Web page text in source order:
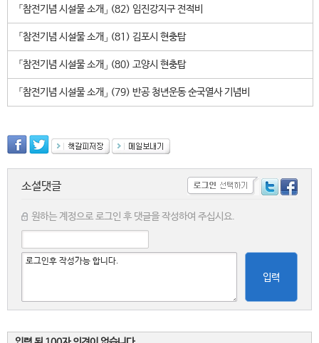
「참전기념 시설물 소개」 (82) 임진강지구 전적비
「참전기념 시설물 소개」 (81) 김포시 현충탑
「참전기념 시설물 소개」 (80) 고양시 현충탑
「참전기념 시설물 소개」 (79) 반공 청년운동 순국열사 기념비
소셜댓글
원하는 계정으로 로그인 후 댓글을 작성하여 주십시요.
입력